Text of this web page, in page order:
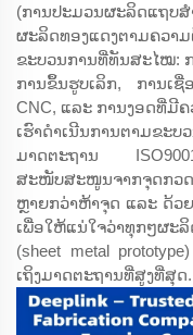
(ການປະມວນຜະລິດແຖ
ຜະລິດທອງແດງຕາມຄວາມ
ຂະບວນການທີ່ທັນສະໄໝ:
ການຂຶ້ນຮູບເລິກ, ການເຊື່
CNC, ແລະ ການງອດທີ່ມີ
ເຮົາດຳເນີນການຕາມຂະບ
ມາດຕະຖານ
ສະໜັບສະໜູນຈາກຈຸດກວ
ຫຼາຍກວ່າຫ້າຈຸດ ແລະ ດ້ວ
ເພື່ອໃຫ້ແນ່ໃຈວ່າທຸກໆຜະ
(sheet metal
ເຖິງມາດຕະຖານທີ່ສູງທີ່ສຸດ.